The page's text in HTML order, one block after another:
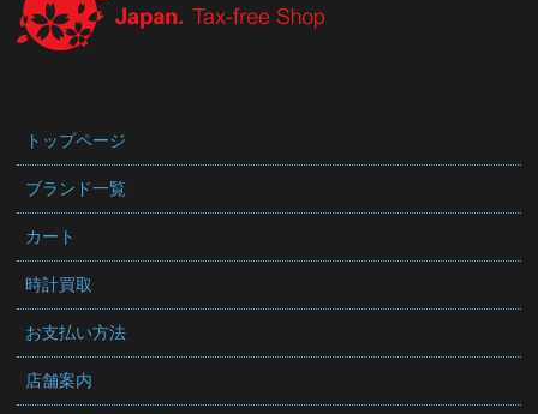
トップページ
ブランド一覧
カート
時計買取
お支払い方法
店舗案内